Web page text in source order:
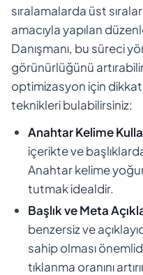
sıralamalarda üst
amacıyla yapılan
Danışmanı, bu süreci
görünürlüğünü
optimizasyon için
teknikleri bulabilirsiniz:
Anahtar Kelime
içerikte ve
Anahtar kelime
tutmak idealdir.
Başlık ve Meta
benzersiz ve
sahip olması
tıklanma oranını